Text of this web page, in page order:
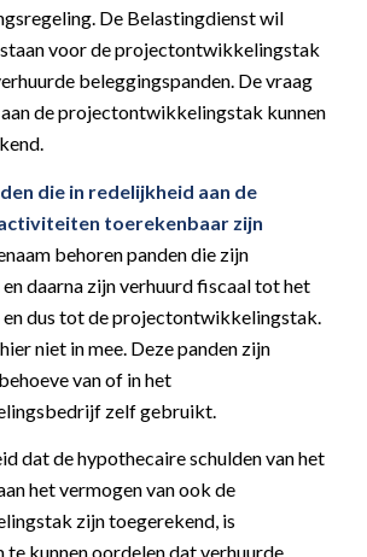
De Belastingdienst wil
voor de projectontwikkelingstak
beleggingspanden. De vraag
de projectontwikkelingstak kunnen
die in redelijkheid aan de
toerekenbaar zijn
behoren panden die zijn
daarna zijn verhuurd fiscaal tot het
en dus tot de projectontwikkelingstak.
niet in mee. Deze panden zijn
van of in het
zelf gebruikt.
dat de hypothecaire schulden van het
het vermogen van ook de
zijn toegerekend, is
te kunnen oordelen dat verhuurde